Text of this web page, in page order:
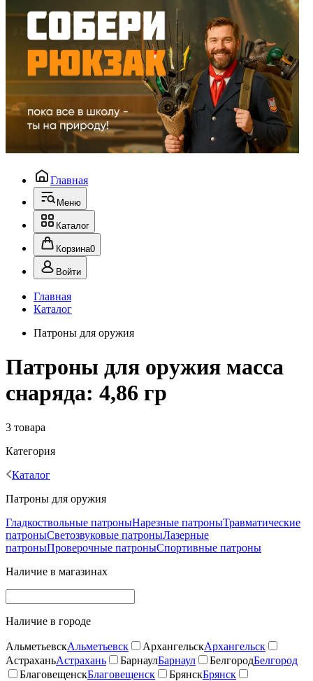
Главная
Меню
Каталог
Корзина0
Войти
Главная
Каталог
Патроны для оружия
Патроны для оружия масса
снаряда: 4,86 гр
3 товара
Категория
Каталог
Патроны для оружия
Гладкоствольные патроныНарезные патроныТравматические
патроныСветозвуковые патроныЛазерные
патроныПроверочные патроныСпортивные патроны
Наличие в магазинах
Наличие в городе
АльметьевскАльметьевск АрхангельскАрхангельск
АстраханьАстрахань БарнаулБарнаул БелгородБелгород
БлаговещенскБлаговещенск БрянскБрянск